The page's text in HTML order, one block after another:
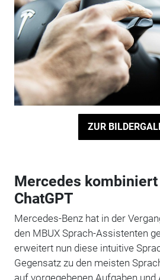
ZUR
Mercedes
ChatGPT
Mercedes-Benz hat in der
den MBUX Sprach-Assistenten
erweitert nun diese intuitive
Gegensatz zu den meisten
auf vorgegebenen Aufgaben